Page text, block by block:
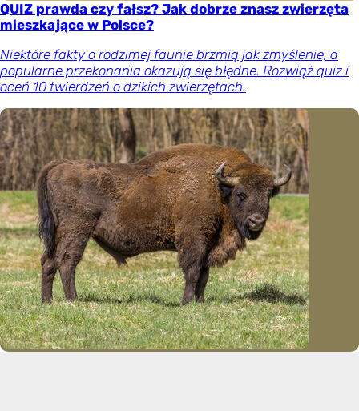
QUIZ prawda czy fałsz? Jak dobrze znasz zwierzęta
mieszkające w Polsce?
Niektóre fakty o rodzimej faunie brzmią jak zmyślenie, a
popularne przekonania okazują się błędne. Rozwiąż quiz i
oceń 10 twierdzeń o dzikich zwierzętach.